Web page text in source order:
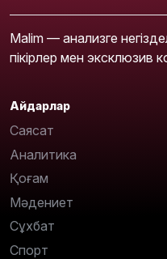
Malim — анализге
пікірлер мен эксклюзив
Айдарлар
Саясат
Аналитика
Қоғам
Мәдениет
Сұхбат
Спорт